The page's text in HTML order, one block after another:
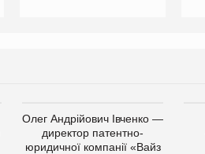
Олег Андрійович Івченко —
директор патентно-
юридичної компанії «Вайз